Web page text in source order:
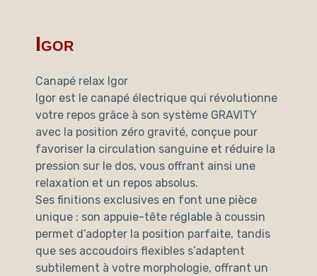
Igor
Canapé relax Igor
Igor est le canapé électrique qui révolutionne
votre repos grâce à son système GRAVITY
avec la position zéro gravité, conçue pour
favoriser la circulation sanguine et réduire la
pression sur le dos, vous offrant ainsi une
relaxation et un repos absolus.
Ses finitions exclusives en font une pièce
unique : son appuie-tête réglable à coussin
permet d’adopter la position parfaite, tandis
que ses accoudoirs flexibles s’adaptent
subtilement à votre morphologie, offrant un